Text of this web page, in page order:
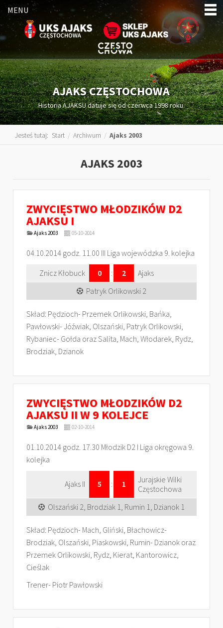
MENU
AJAKS CZĘSTOCHOWA
Historia AJAKSU datuje się od czerwca 1998 roku.
Jesteś tutaj: Start / Archiwum / Ajaks 2003
AJAKS 2003
ZWYCIĘSTWO MŁODZIKÓW D2
AJAKSU I
Ajaks 2003 05-10-2014
04.10.2014 godz. 11.00 III Liga wojewódzka 9. kolejka
Znicz Kłobuck
0 : 2
Ajaks
Patryk Orlikowski 2
Skład: Pędzioch- Przemek Orlikowski, Bańka,
Pawłowski- Jóźwiak, Olszański, Patryk Orlikowski,
Rybaniec- Gołda oraz Salita, Mach, Włodarek, Rydz,
Brodziak, Dzianok
ZWYCIĘSTWO MŁODZIKÓW D2
AJAKSU II W 9 KOLEJCE
Ajaks 2003 02-10-2014
01.10.2014 godz. 17.30 Młodzik D2 I Liga okręgowa 9.
kolejka
Ajaks II 5 : 1
Jurajskie Wilki
Częstochowa
Olszański 2, Brodziak 1, Rumin 1, Dzianok 1
Skład: Pędzioch- Mach, Gliński, Błachowicz-
Brodziak, Olszański, Piaskowski, Rumin- Dzianok oraz
Przemek Orlikowski, Rydz, Kierat, Kantorowicz,
Cieślak
Trener- Piotr Pawłowski